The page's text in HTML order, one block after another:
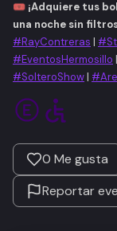
🎟️ ¡Adquiere tus
una noche sin
#RayContreras |
#EventosHermosillo |
#SolteroShow|
0 Me gusta
Reportar